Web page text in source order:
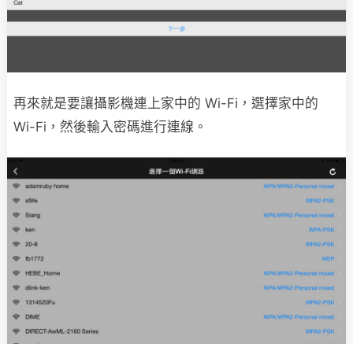
再來就是要讓攝影機連上家中的 Wi-Fi，選擇家中的
Wi-Fi，然後輸入密碼進行連線。